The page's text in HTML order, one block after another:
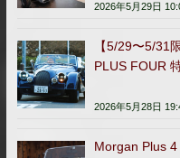
2026年5月29日
【5/29〜5/31
PLUS FOUR
2026年5月28日
Morgan Plus